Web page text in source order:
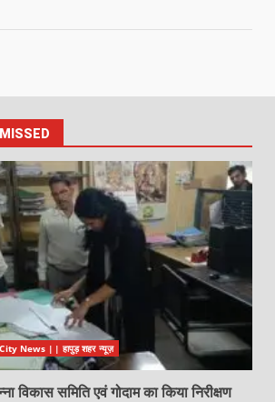
News || हापुड़ शहर न्यूज़
विकास समिति एवं गोदाम का किया निरीक्षण